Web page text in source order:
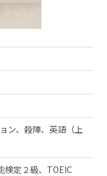
ン、殺陣、英語（上
検定２級、TOEIC